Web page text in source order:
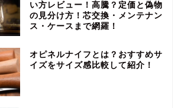
い方レビュー！高騰？定価と偽物
の見分け方！芯交換・メンテナン
ス・ケースまで網羅！
オピネルナイフとは？おすすめサ
イズをサイズ感比較して紹介！